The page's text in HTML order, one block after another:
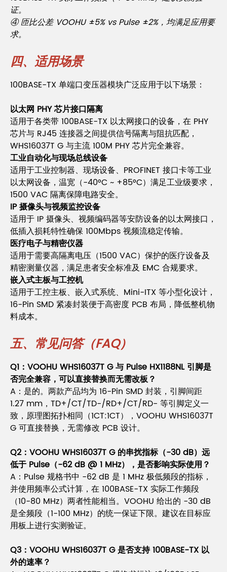
证。
④ 匝比公差 VOOHU ±5% vs Pulse ±2%，均满足应用要
求。
四、适用场景
100BASE-TX 单端口变压器模块广泛应用于以下场景：
以太网 PHY 芯片接口隔离
适用于各类带 100BASE-TX 以太网接口的设备，在 PHY
芯片与 RJ45 连接器之间提供信号隔离与阻抗匹配，
WHS16037T G 与主流 100M PHY 芯片完全兼容。
工业自动化与现场总线设备
适用于工业控制器、现场设备、PROFINET 接口卡等工业
以太网设备，温宽（-40°C ~ +85°C）满足工业级要求，
1500 VAC 隔离保障电路安全。
IP 摄像头与视频监控设备
适用于 IP 摄像头、视频编码器等安防设备的以太网接口，
低插入损耗特性确保 100Mbps 视频流稳定传输。
医疗电子与精密仪器
适用于需要高隔离电压（1500 VAC）保护的医疗设备及
精密测量仪器，满足患者安全标准及 EMC 合规要求。
嵌入式主板与工控机
适用于工控主板、嵌入式系统、Mini-ITX 等小型化设计，
16-Pin SMD 紧凑封装便于高密度 PCB 布局，降低整机物
料成本。
五、常见问答（FAQ）
Q1：VOOHU WHS16037T G 与 Pulse HX1188NL 引脚是
否完全兼容，可以直接替换而无需改板？
A：是的。两款产品均为 16-Pin SMD 封装，引脚间距
1.27 mm，TD+/CT/TD-/RD+/CT/RD- 等引脚定义一
致，原理图拓扑相同（1CT:1CT），VOOHU WHS16037T
G 可直接替换，无需修改 PCB 设计。
Q2：VOOHU WHS16037T G 的串扰指标（-30 dB）远
低于 Pulse（-62 dB @ 1 MHz），是否影响实际使用？
A：Pulse 规格书中 -62 dB 是 1 MHz 极低频段的指标，
并使用频率公式计算，在 100BASE-TX 实际工作频段
（10-80 MHz）两者性能相当。VOOHU 给出的 -30 dB
是全频段（1-100 MHz）的统一保证下限。建议在目标应
用板上进行实测验证。
Q3：VOOHU WHS16037T G 是否支持 100BASE-TX 以
外的速率？